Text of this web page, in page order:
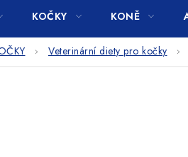
KOČKY KONĚ
Veterinární diety pro kočky